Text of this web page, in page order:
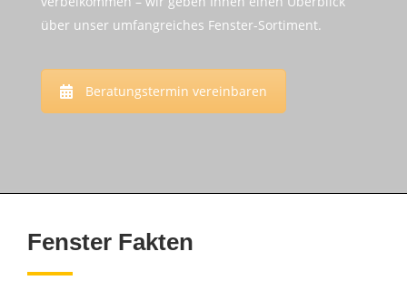
über unser umfangreiches Fenster-Sortiment.
Beratungstermin vereinbaren
Fenster Fakten